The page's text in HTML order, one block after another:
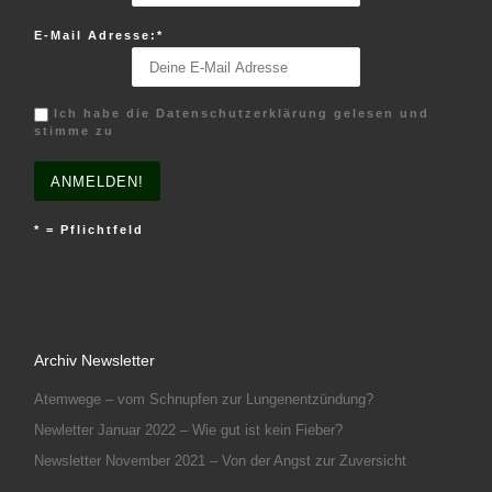
E-Mail Adresse:*
Ich habe die Datenschutzerklärung gelesen und
stimme zu
* = Pflichtfeld
Archiv Newsletter
Atemwege – vom Schnupfen zur Lungenentzündung?
Newletter Januar 2022 – Wie gut ist kein Fieber?
Newsletter November 2021 – Von der Angst zur Zuversicht